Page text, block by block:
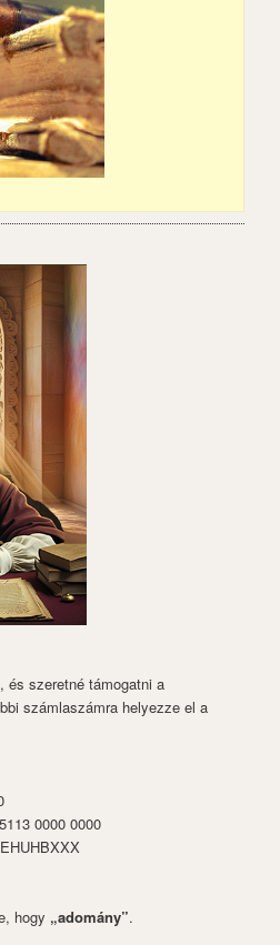
és szeretné támogatni a
számlaszámra helyezze el a
0000 0000
hogy „adomány”.